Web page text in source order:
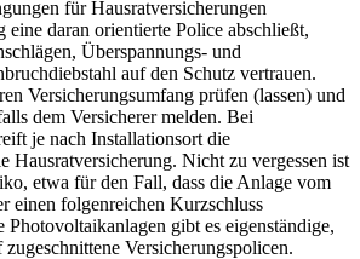
für Hausratversicherungen
daran orientierte Police abschließt,
Überspannungs- und
auf den Schutz vertrauen.
Versicherungsumfang prüfen (lassen) und
dem Versicherer melden. Bei
je nach Installationsort die
Hausratversicherung. Nicht zu vergessen ist
etwa für den Fall, dass die Anlage vom
einen folgenreichen Kurzschluss
Photovoltaikanlagen gibt es eigenständige,
Versicherungspolicen.